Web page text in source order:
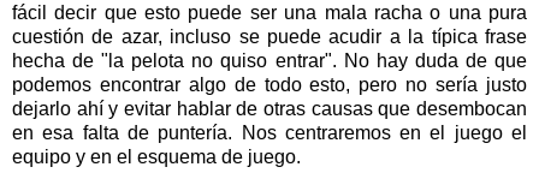
fácil decir que esto puede ser una mala racha o una pura
cuestión de azar, incluso se puede acudir a la típica frase
hecha de "la pelota no quiso entrar". No hay duda de que
podemos encontrar algo de todo esto, pero no sería justo
dejarlo ahí y evitar hablar de otras causas que desembocan
en esa falta de puntería. Nos centraremos en el juego el
equipo y en el esquema de juego.